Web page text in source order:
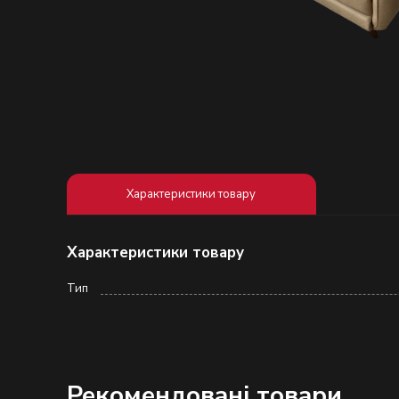
Характеристики товару
Характеристики товару
Тип